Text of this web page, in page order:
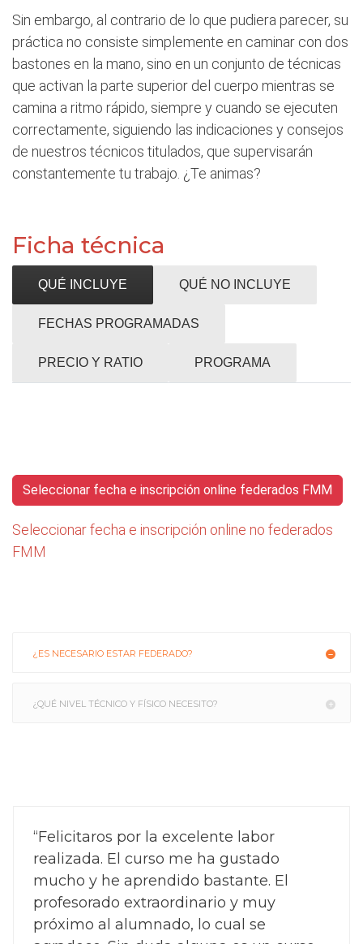
Sin embargo, al contrario de lo que pudiera parecer, su
práctica no consiste simplemente en caminar con dos
bastones en la mano, sino en un conjunto de técnicas
que activan la parte superior del cuerpo mientras se
camina a ritmo rápido, siempre y cuando se ejecuten
correctamente, siguiendo las indicaciones y consejos
de nuestros técnicos titulados, que supervisarán
constantemente tu trabajo. ¿Te animas?
Ficha técnica
QUÉ INCLUYE QUÉ NO INCLUYE
FECHAS PROGRAMADAS
PRECIO Y RATIO PROGRAMA
Seleccionar fecha e inscripción online federados FMM
Seleccionar fecha e inscripción online no federados
FMM
¿ES NECESARIO ESTAR FEDERADO?
¿QUÉ NIVEL TÉCNICO Y FÍSICO NECESITO?
“Felicitaros por la excelente labor
realizada. El curso me ha gustado
mucho y he aprendido bastante. El
profesorado extraordinario y muy
próximo al alumnado, lo cual se